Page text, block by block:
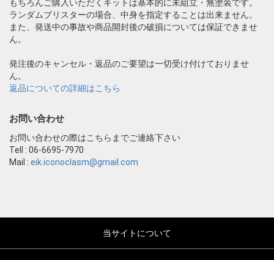
もちろんご購入いただくキットは基本的に未組立・無塗装です。
ランダムブリスターの場合、中身を指定することは出来ません。
また、発送中の事故や商品開封後の破損については保証できませ
ん。
発注後のキャンセル・返品のご要望は一切受け付けておりませ
ん。
返品についての詳細はこちら
お問い合わせ
お問い合わせの際はこちらまでご連絡下さい
Tell : 06-6695-7970
Mail : eik.iconoclasm@gmail.com
当サイトについて